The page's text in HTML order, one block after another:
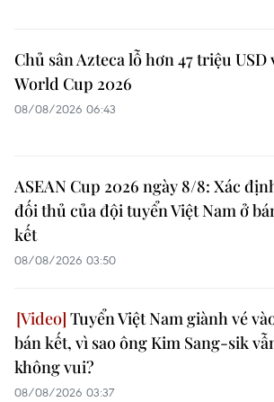
Chủ sân Azteca lỗ hơn 47 triệu USD
World Cup 2026
08/08/2026 06:43
ASEAN Cup 2026 ngày 8/8: Xác
đối thủ của đội tuyển Việt Nam ở
kết
08/08/2026 03:50
Tuyển Việt Nam giành vé
bán kết, vì sao ông Kim Sang-sik
không vui?
08/08/2026 03:37